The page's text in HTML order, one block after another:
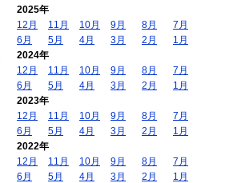
2025年
12月
11月 10月 9月 8月
7月
6月
5月 4月 3月 2月
1月
2024年
12月
11月 10月 9月 8月
7月
6月
5月 4月 3月 2月
1月
2023年
12月
11月 10月 9月 8月
7月
6月
5月 4月 3月 2月
1月
2022年
12月
11月 10月 9月 8月
7月
6月
5月 4月 3月 2月
1月